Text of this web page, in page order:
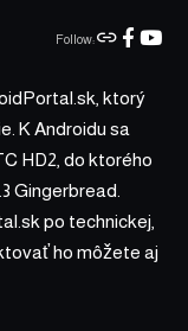
Follow:
ktorý
K Androidu sa
HD2, do ktorého
Gingerbread.
po technickej,
ho môžete aj